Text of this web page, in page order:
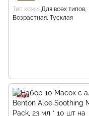
Тип кожи Для всех типов,
Возрастная, Тусклая